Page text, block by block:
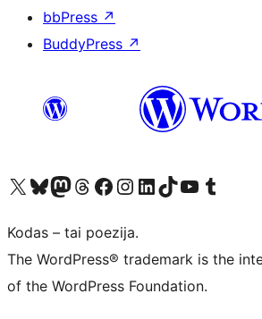
bbPress ↗
BuddyPress ↗
Visit our X (formerly Twitter) account
Apsilankykite mūsų Bluesky paskyroje
Visit our Mastodon account
Apsilankykite mūsų Threads paskyroje
Visit our Facebook page
Visit our Instagram account
Visit our LinkedIn account
Apsilankykite mūsų TikTok paskyroje
Visit our YouTube channel
Apsilankykite mūsų
Kodas – tai poezija.
The WordPress® trademark is the
of the WordPress Foundation.